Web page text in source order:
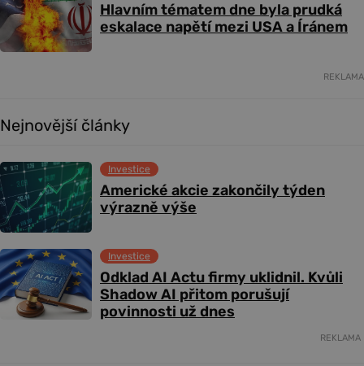
Hlavním tématem dne byla prudká
eskalace napětí mezi USA a Íránem
REKLAMA
Nejnovější články
Americké akcie zakončily týden
výrazně výše
Investice
Odklad AI Actu firmy uklidnil. Kvůli
Shadow AI přitom porušují
povinnosti už dnes
Investice
REKLAMA